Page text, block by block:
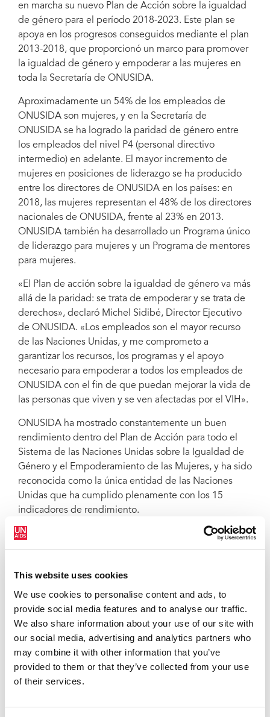
This website uses cookies
We use cookies to personalise content and ads, to
provide social media features and to analyse our traffic.
We also share information about your use of our site with
our social media, advertising and analytics partners who
may combine it with other information that you’ve
provided to them or that they’ve collected from your use
of their services.
en marcha su nuevo Plan de Acción sobre la igualdad
de género para el período 2018-2023. Este plan se
apoya en los progresos conseguidos mediante el plan
2013-2018, que proporcionó un marco para promover
la igualdad de género y empoderar a las mujeres en
toda la Secretaría de ONUSIDA.
Aproximadamente un 54% de los empleados de
ONUSIDA son mujeres, y en la Secretaría de
ONUSIDA se ha logrado la paridad de género entre
los empleados del nivel P4 (personal directivo
intermedio) en adelante. El mayor incremento de
mujeres en posiciones de liderazgo se ha producido
entre los directores de ONUSIDA en los países: en
2018, las mujeres representan el 48% de los directores
nacionales de ONUSIDA, frente al 23% en 2013.
ONUSIDA también ha desarrollado un Programa único
de liderazgo para mujeres y un Programa de mentores
para mujeres.
«El Plan de acción sobre la igualdad de género va más
allá de la paridad: se trata de empoderar y se trata de
derechos», declaró Michel Sidibé, Director Ejecutivo
de ONUSIDA. «Los empleados son el mayor recurso
de las Naciones Unidas, y me comprometo a
garantizar los recursos, los programas y el apoyo
necesario para empoderar a todos los empleados de
ONUSIDA con el fin de que puedan mejorar la vida de
las personas que viven y se ven afectadas por el VIH».
ONUSIDA ha mostrado constantemente un buen
rendimiento dentro del Plan de Acción para todo el
Sistema de las Naciones Unidas sobre la Igualdad de
Género y el Empoderamiento de las Mujeres, y ha sido
reconocida como la única entidad de las Naciones
Unidas que ha cumplido plenamente con los 15
indicadores de rendimiento.
El nuevo plan pretende apoyarse en esos avances y
establecer nuevos objetivos que sean más ambiciosos.
ONUSIDA es una herramienta para el cambio», afirmó
Gunilla Carlsson, Directora Ejecutiva Adjunta de
ONUSIDA. «Una herramienta para crear un entorno de
trabajo donde se maximice el poder beneficioso de la
igualdad y la diversidad, donde mujeres y hombres
estén facultados para dedicarse a una carrera
profesional satisfactoria, libre de discriminación y
hostigamiento de ningún tipo. Estoy orgullosa de
puntos sobre la prevención y solución de todo tipo de